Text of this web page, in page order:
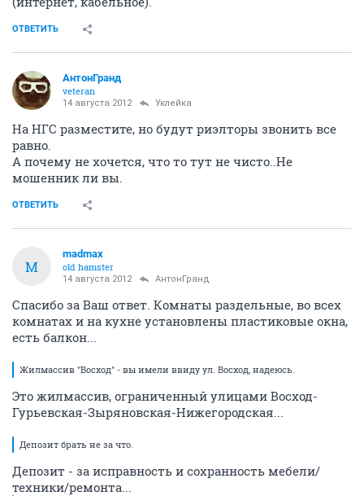
ОТВЕТИТЬ
АнтонГранд
veteran
14 августа 2012 Уклейка
На НГС разместите, но будут риэлторы звонить все
равно.
А почему не хочется, что то тут не чисто..Не
мошенник ли вы.
ОТВЕТИТЬ
M
madmax
old hamster
14 августа 2012 АнтонГранд
Спасибо за Ваш ответ. Комнаты раздельные, во всех
комнатах и на кухне установлены пластиковые окна,
есть балкон...
Жилмассив "Восход" - вы имели ввиду ул. Восход, надеюсь.
Это жилмассив, ограниченный улицами Восход-
Гурьевская-Зыряновская-Нижегородская...
Депозит брать не за что.
Депозит - за исправность и сохранность мебели/
техники/ремонта...